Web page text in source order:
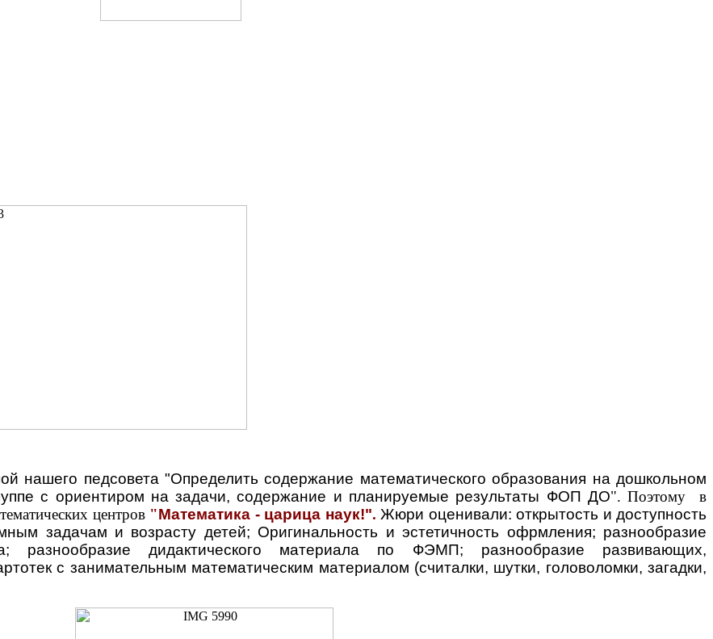
нашего педсовета "Определить содержание математического образования на дошкольном
с ориентиром на задачи, содержание и планируемые результаты ФОП ДО". Поэтому в
центров "Математика - царица наук!". Жюри оценивали: открытость и доступность
задачам и возрасту детей; Оригинальность и эстетичность офрмления; разнообразие
разнообразие дидактического материала по ФЭМП; разнообразие развивающих,
с занимательным математическим материалом (считалки, шутки, головоломки, загадки,